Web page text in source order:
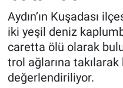
Aydın’ın Kuşadası
iki yeşil deniz
caretta ölü olarak
trol ağlarına
değerlendiriliyor.
Haber Arşivi